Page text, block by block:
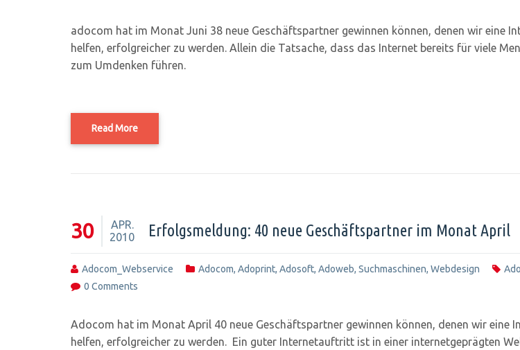
adocom hat im Monat Juni 38 neue Geschäftspartner gewinnen können, denen wir eine
helfen, erfolgreicher zu werden. Allein die Tatsache, dass das Internet bereits für viele
zum Umdenken führen.
Read More
30
APR.
2010
Erfolgsmeldung: 40 neue Geschäftspartner im Monat April
Adocom_Webservice Adocom, Adoprint, Adosoft, Adoweb, Suchmaschinen, Webdesign
0 Comments
Adocom hat im Monat April 40 neue Geschäftspartner gewinnen können, denen wir eine
helfen, erfolgreicher zu werden. Ein guter Internetauftritt ist in einer internetgeprägten